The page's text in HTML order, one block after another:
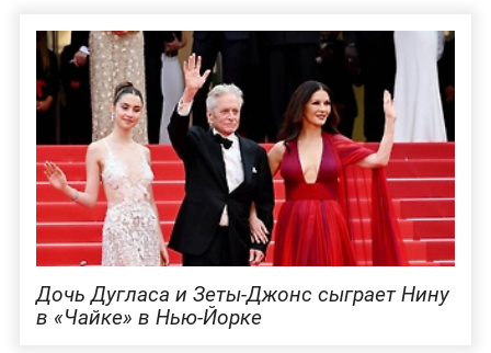
Дочь Дугласа и Зеты-Джонс сыграет Нину
в «Чайке» в Нью-Йорке